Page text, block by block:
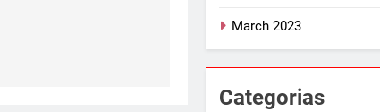
March 2023
Categorias